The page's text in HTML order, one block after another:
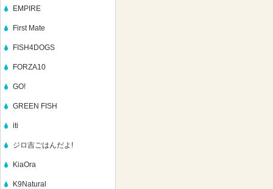
EMPIRE
First Mate
FISH4DOGS
FORZA10
GO!
GREEN FISH
iti
ジロ吉ごはんだよ!
KiaOra
K9Natural